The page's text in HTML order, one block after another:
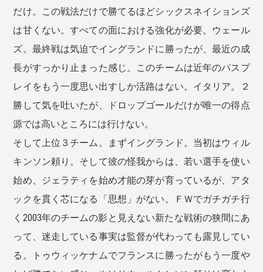
だけ。この戦法だけで勝てるほどシックスネイションズ
は甘くない。すべての面における強化が必要。ウェール
ズ。最終戦は気迫でイングランドに勝ったが、最近の成
長がすっかり止まった感じ。このチームは近年のパスプ
レイをもう一度思い出すしか活路はない。イタリア。２
勝して気を吐いたが、ドロップゴールだけが唯一の得点
源では高いところには行けない。
そして上位３チーム。まずイングランド。当初はウィル
キンソン頼り。そして彼の怪我からは、若い選手を使い
始め、ジェラティを始め才能の芽が育っているが、アタ
ックを貫く芯になる「思想」がない。ＦＷでガチガチ行
く2003年のチームの影と見えない新たな戦術の狭間にあ
って、迷走している事実は監督が代わっても露見してい
る。トゥウィッケナムでフランスに勝ったがもう一度や